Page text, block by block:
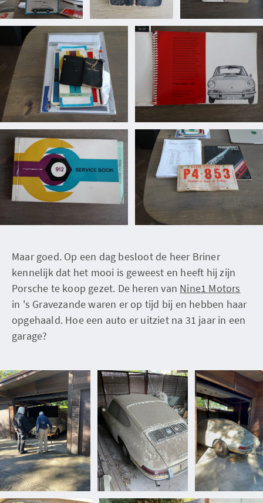
Maar goed. Op een dag besloot de heer Briner
kennelijk dat het mooi is geweest en heeft hij zijn
Porsche te koop gezet. De heren van Nine1 Motors
in 's Gravezande waren er op tijd bij en hebben haar
opgehaald. Hoe een auto er uitziet na 31 jaar in een
garage?